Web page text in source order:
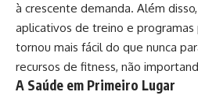
à crescente demanda. Além
aplicativos de treino e programas
tornou mais fácil do que nunca
recursos de fitness, não
A Saúde em Primeiro Lugar